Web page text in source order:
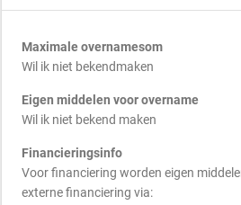
Maximale overnamesom
Wil ik niet bekendmaken
Eigen middelen voor overname
Wil ik niet bekend maken
Financieringsinfo
Voor financiering worden eigen
externe financiering via: